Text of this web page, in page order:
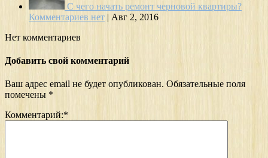
С чего начать ремонт черновой квартиры?
Комментариев нет | Авг 2, 2016
Нет комментариев
Добавить свой комментарий
Ваш адрес email не будет опубликован. Обязательные поля
помечены *
Комментарий:*